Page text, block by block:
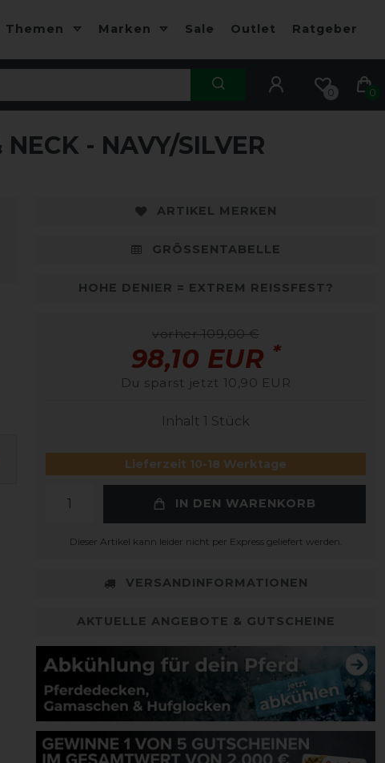
Themen Marken Sale Outlet Ratgeber
0 0
- NAVY/SILVER
ARTIKEL MERKEN
GRÖSSENTABELLE
HOHE DENIER = EXTREM REISSFEST?
vorher 109,00 €
98,10 EUR *
Du sparst jetzt 10,90 EUR
Inhalt 1 Stück
Lieferzeit 10-18 Werktage
IN DEN WARENKORB
Dieser Artikel kann leider nicht per Express geliefert werden.
VERSANDINFORMATIONEN
AKTUELLE ANGEBOTE & GUTSCHEINE